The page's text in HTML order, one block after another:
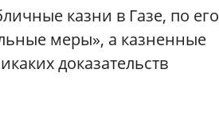
казни в Газе, по его
меры», а казненные
доказательств